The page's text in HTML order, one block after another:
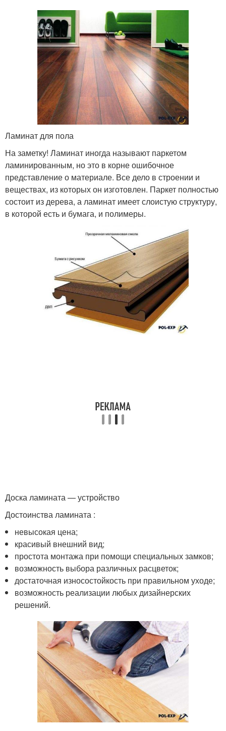
Ламинат для пола
На заметку! Ламинат иногда называют паркетом
ламинированным, но это в корне ошибочное
представление о материале. Все дело в строении и
веществах, из которых он изготовлен. Паркет полностью
состоит из дерева, а ламинат имеет слоистую структуру,
в которой есть и бумага, и полимеры.
Доска ламината — устройство
Достоинства ламината :
невысокая цена;
красивый внешний вид;
простота монтажа при помощи специальных замков;
возможность выбора различных расцветок;
достаточная износостойкость при правильном уходе;
возможность реализации любых дизайнерских
решений.